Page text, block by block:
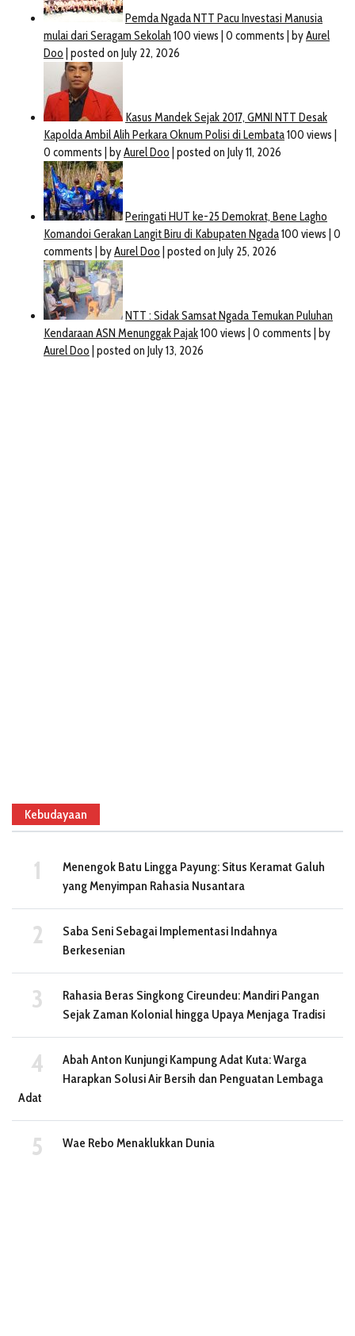
Kebudayaan
Menengok Batu Lingga Payung: Situs Keramat Galuh
yang Menyimpan Rahasia Nusantara
Saba Seni Sebagai Implementasi Indahnya
Berkesenian
Rahasia Beras Singkong Cireundeu: Mandiri Pangan
Sejak Zaman Kolonial hingga Upaya Menjaga Tradisi
Abah Anton Kunjungi Kampung Adat Kuta: Warga
Harapkan Solusi Air Bersih dan Penguatan Lembaga
Adat
Wae Rebo Menaklukkan Dunia